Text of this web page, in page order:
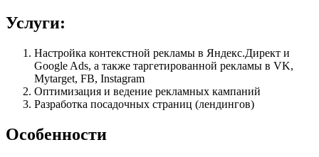
Услуги:
Настройка контекстной рекламы в Яндекс.Директ и
Google Ads, а также таргетированной рекламы в VK,
Mytarget, FB, Instagram
Оптимизация и ведение рекламных кампаний
Разработка посадочных страниц (лендингов)
Особенности